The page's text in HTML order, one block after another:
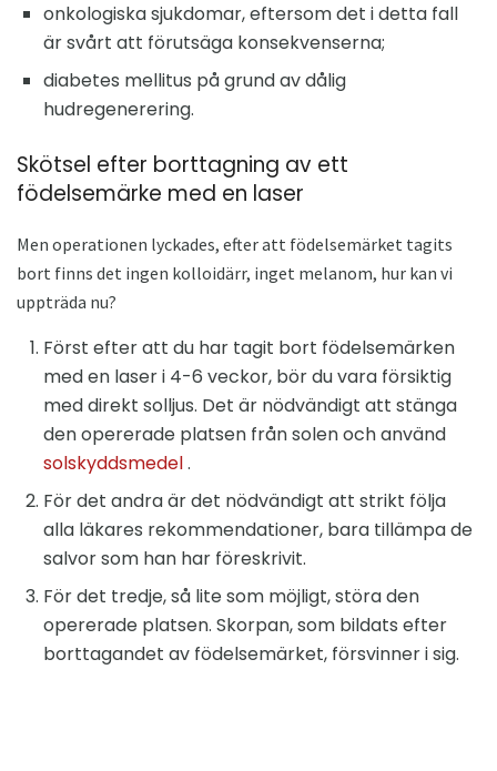
onkologiska sjukdomar, eftersom det i detta fall
är svårt att förutsäga konsekvenserna;
diabetes mellitus på grund av dålig
hudregenerering.
Skötsel efter borttagning av ett
födelsemärke med en laser
Men operationen lyckades, efter att födelsemärket tagits
bort finns det ingen kolloidärr, inget melanom, hur kan vi
uppträda nu?
Först efter att du har tagit bort födelsemärken
med en laser i 4-6 veckor, bör du vara försiktig
med direkt solljus. Det är nödvändigt att stänga
den opererade platsen från solen och använd
solskyddsmedel.
För det andra är det nödvändigt att strikt följa
alla läkares rekommendationer, bara tillämpa de
salvor som han har föreskrivit.
För det tredje, så lite som möjligt, störa den
opererade platsen. Skorpan, som bildats efter
borttagandet av födelsemärket, försvinner i sig.